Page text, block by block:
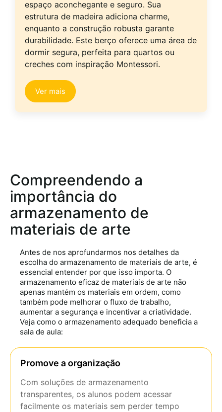
espaço aconchegante e seguro. Sua
estrutura de madeira adiciona charme,
enquanto a construção robusta garante
durabilidade. Este berço oferece uma área de
dormir segura, perfeita para quartos ou
creches com inspiração Montessori.
Ver mais
Compreendendo a
importância do
armazenamento de
materiais de arte
Antes de nos aprofundarmos nos detalhes da
escolha do armazenamento de materiais de arte, é
essencial entender por que isso importa. O
armazenamento eficaz de materiais de arte não
apenas mantém os materiais em ordem, como
também pode melhorar o fluxo de trabalho,
aumentar a segurança e incentivar a criatividade.
Veja como o armazenamento adequado beneficia a
sala de aula:
Promove a organização
Com soluções de armazenamento
transparentes, os alunos podem acessar
facilmente os materiais sem perder tempo